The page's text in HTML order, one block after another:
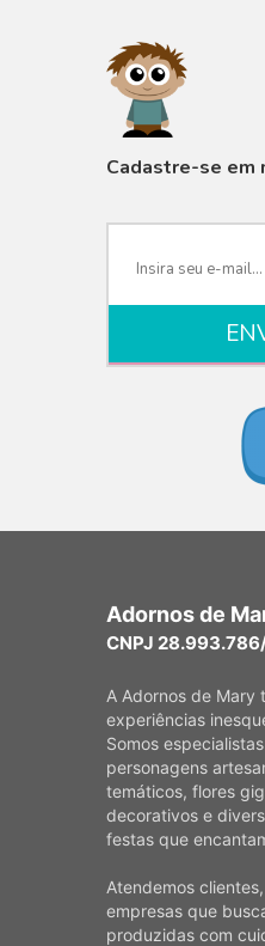
Cadastre-se
Adornos de
CNPJ
A Adornos de Mary
experiências
Somos
personagens
temáticos, flores
decorativos e
festas que
Atendemos
empresas que
produzidas com